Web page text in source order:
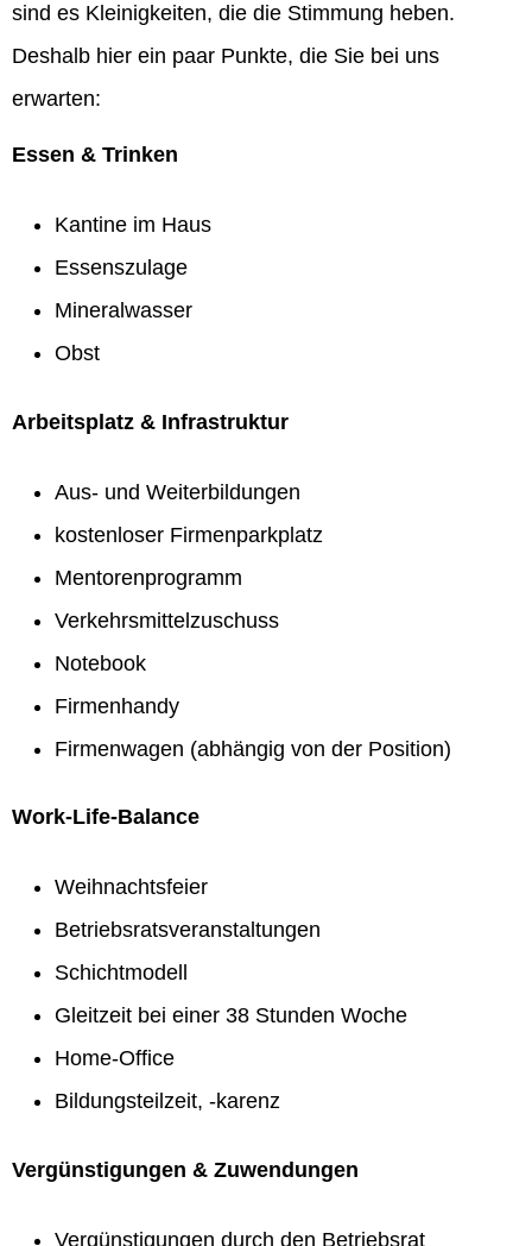
sind es Kleinigkeiten, die die Stimmung heben.
Deshalb hier ein paar Punkte, die Sie bei uns
erwarten:
Essen & Trinken
Kantine im Haus
Essenszulage
Mineralwasser
Obst
Arbeitsplatz & Infrastruktur
Aus- und Weiterbildungen
kostenloser Firmenparkplatz
Mentorenprogramm
Verkehrsmittelzuschuss
Notebook
Firmenhandy
Firmenwagen (abhängig von der Position)
Work-Life-Balance
Weihnachtsfeier
Betriebsratsveranstaltungen
Schichtmodell
Gleitzeit bei einer 38 Stunden Woche
Home-Office
Bildungsteilzeit, -karenz
Vergünstigungen & Zuwendungen
Vergünstigungen durch den Betriebsrat